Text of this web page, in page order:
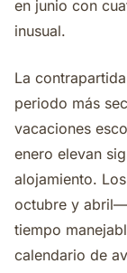
en junio con
inusual.
La
periodo más
vacaciones
enero elevan
alojamiento.
octubre y
tiempo
calendario de